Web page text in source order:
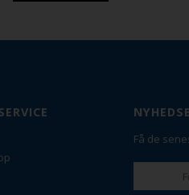
Få de